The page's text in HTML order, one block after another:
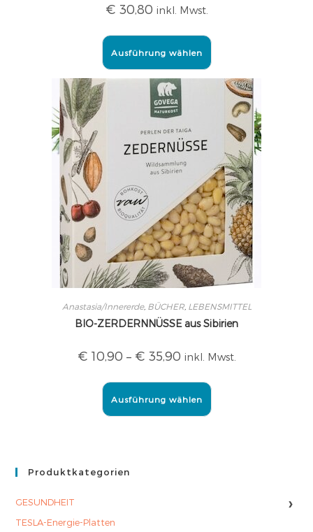
€ 30,80 inkl. Mwst.
Ausführung wählen
Anastasia/Innererde, BÜCHER, LEBENSMITTEL
BIO-ZERDERNNÜSSE aus Sibirien
€ 10,90 – € 35,90 inkl. Mwst.
Ausführung wählen
Produktkategorien
GESUNDHEIT ›
TESLA-Energie-Platten